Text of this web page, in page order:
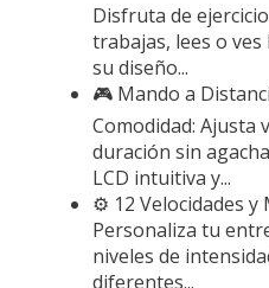
Disfruta de
trabajas, lees o
su diseño...
🎮 Mando a
Comodidad: Ajusta
duración sin
LCD intuitiva y...
⚙️ 12 Velocidades y
Personaliza tu
niveles de
diferentes...